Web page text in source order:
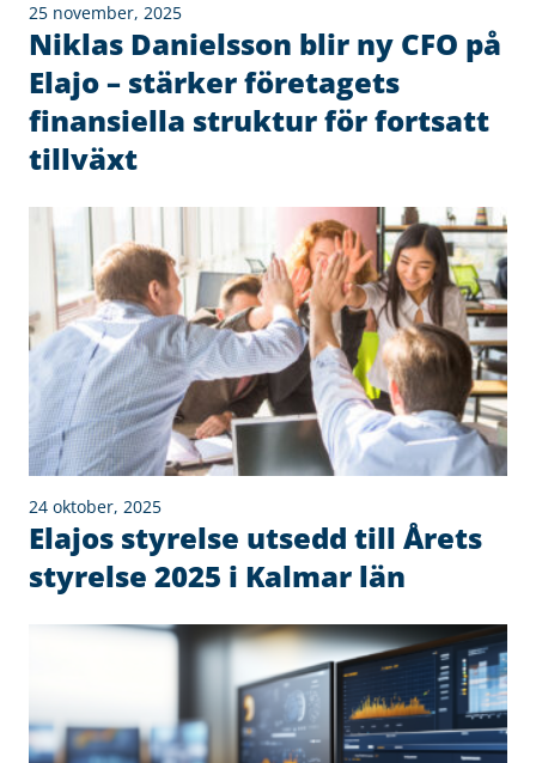
25 november, 2025
Niklas Danielsson blir ny CFO på
Elajo – stärker företagets
finansiella struktur för fortsatt
tillväxt
24 oktober, 2025
Elajos styrelse utsedd till Årets
styrelse 2025 i Kalmar län